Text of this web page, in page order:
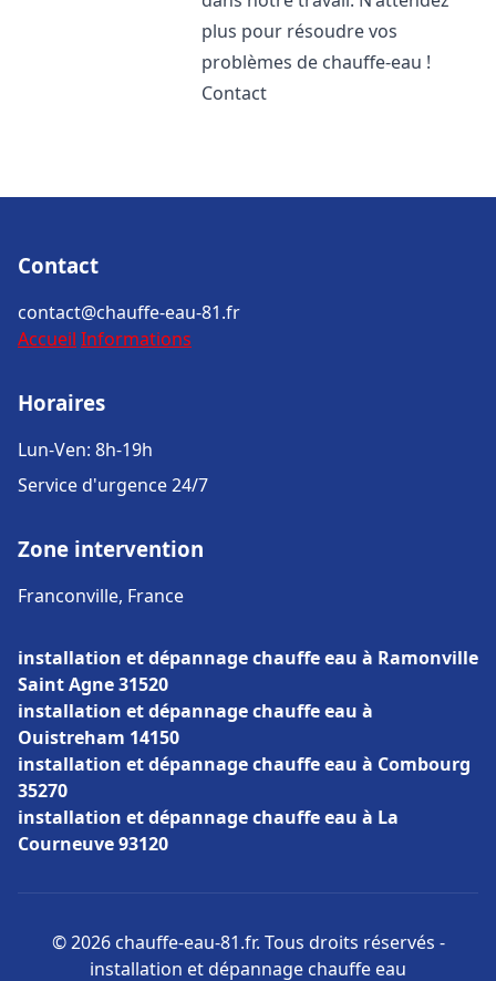
plus pour résoudre vos
problèmes de chauffe-eau !
Contact
Contact
contact@chauffe-eau-81.fr
Accueil Informations
Horaires
Lun-Ven: 8h-19h
Service d'urgence 24/7
Zone intervention
Franconville, France
installation et dépannage chauffe eau à Ramonville
Saint Agne 31520
installation et dépannage chauffe eau à
Ouistreham 14150
installation et dépannage chauffe eau à Combourg
35270
installation et dépannage chauffe eau à La
Courneuve 93120
© 2026 chauffe-eau-81.fr. Tous droits réservés -
installation et dépannage chauffe eau